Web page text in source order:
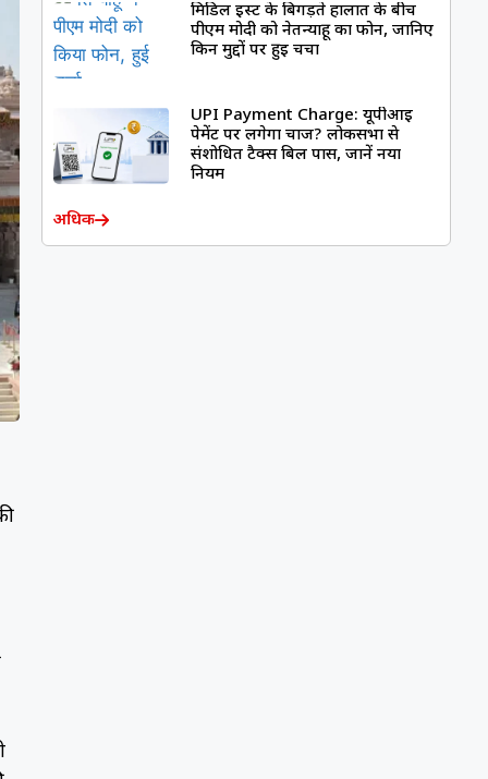
मिडिल ईस्ट के बिगड़ते हालात के बीच
पीएम मोदी को नेतन्याहू का फोन, जानिए
किन मुद्दों पर हुई चर्चा
UPI Payment Charge: यूपीआई
पेमेंट पर लगेगा चार्ज? लोकसभा से
संशोधित टैक्स बिल पास, जानें नया
नियम
अधिक